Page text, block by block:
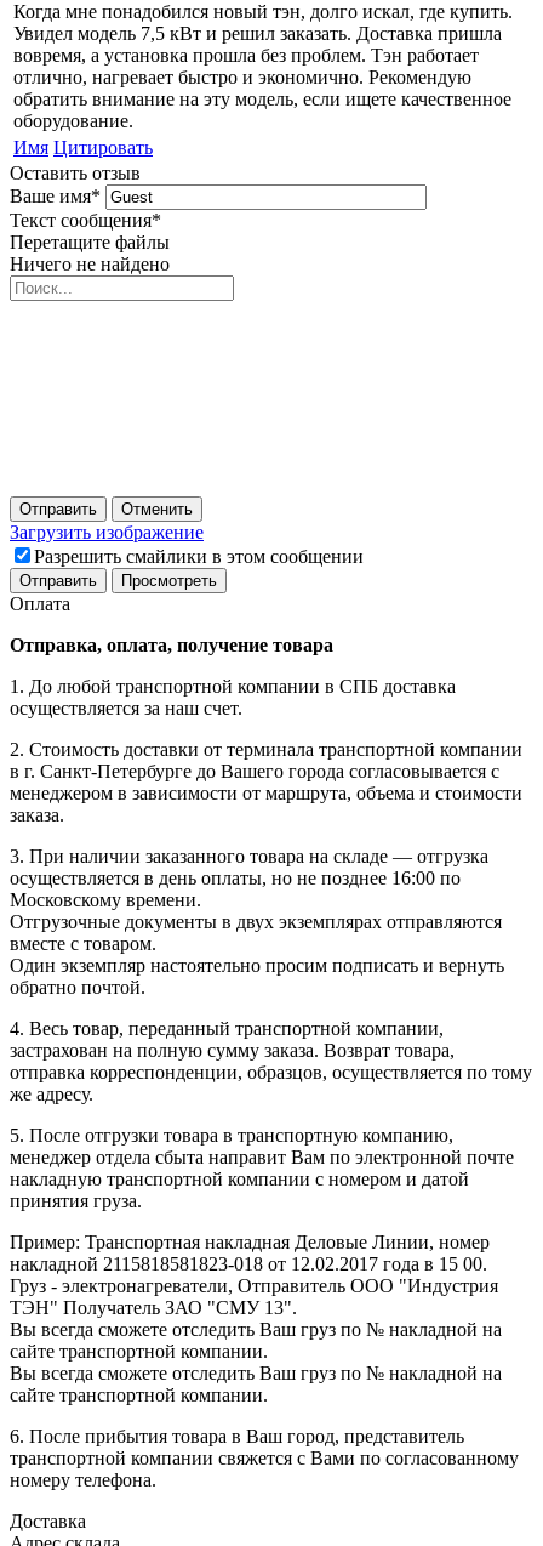
Когда мне понадобился новый тэн, долго искал, где купить.
Увидел модель 7,5 кВт и решил заказать. Доставка пришла
вовремя, а установка прошла без проблем. Тэн работает
отлично, нагревает быстро и экономично. Рекомендую
обратить внимание на эту модель, если ищете качественное
оборудование.
Имя Цитировать
Оставить отзыв
Ваше имя*
Текст сообщения*
Перетащите файлы
Ничего не найдено
Отправить Отменить
Загрузить изображение
Разрешить смайлики в этом сообщении
Оплата
Отправка, оплата, получение товара
1. До любой транспортной компании в СПБ доставка
осуществляется за наш счет.
2. Стоимость доставки от терминала транспортной компании
в г. Санкт-Петербурге до Вашего города согласовывается с
менеджером в зависимости от маршрута, объема и стоимости
заказа.
3. При наличии заказанного товара на складе — отгрузка
осуществляется в день оплаты, но не позднее 16:00 по
Московскому времени.
Отгрузочные документы в двух экземплярах отправляются
вместе с товаром.
Один экземпляр настоятельно просим подписать и вернуть
обратно почтой.
4. Весь товар, переданный транспортной компании,
застрахован на полную сумму заказа. Возврат товара,
отправка корреспонденции, образцов, осуществляется по тому
же адресу.
5. После отгрузки товара в транспортную компанию,
менеджер отдела сбыта направит Вам по электронной почте
накладную транспортной компании с номером и датой
принятия груза.
Пример: Транспортная накладная Деловые Линии, номер
накладной 2115818581823-018 от 12.02.2017 года в 15 00.
Груз - электронагреватели, Отправитель ООО "Индустрия
ТЭН" Получатель ЗАО "СМУ 13".
Вы всегда сможете отследить Ваш груз по № накладной на
сайте транспортной компании.
Вы всегда сможете отследить Ваш груз по № накладной на
сайте транспортной компании.
6. После прибытия товара в Ваш город, представитель
транспортной компании свяжется с Вами по согласованному
номеру телефона.
Доставка